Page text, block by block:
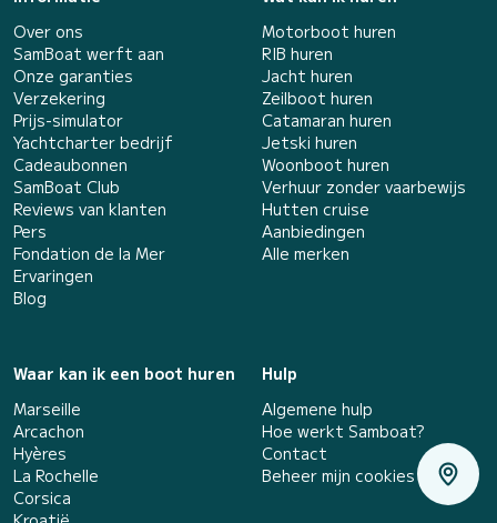
Over ons
SamBoat werft aan
Onze garanties
Verzekering
Prijs-simulator
Yachtcharter bedrijf
Cadeaubonnen
SamBoat Club
Reviews van klanten
Pers
Fondation de la Mer
Ervaringen
Blog
Motorboot huren
RIB huren
Jacht huren
Zeilboot huren
Catamaran huren
Jetski huren
Woonboot huren
Verhuur zonder vaarbewijs
Hutten cruise
Aanbiedingen
Alle merken
Waar kan ik een boot huren
Marseille
Arcachon
Hyères
La Rochelle
Corsica
Hulp
Algemene hulp
Hoe werkt Samboat?
Contact
Beheer mijn cookies